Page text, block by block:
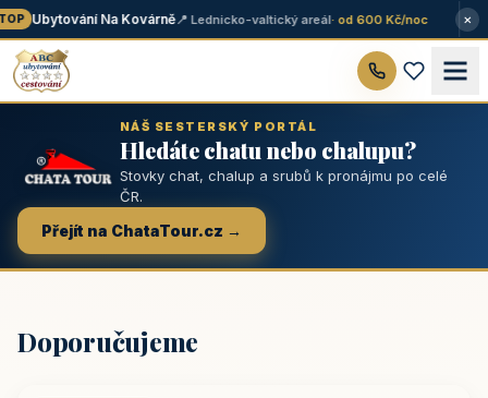
Ubytování Na Kovárně📍 Lednicko-valtický areál· od 600 Kč/noc ×
NÁŠ SESTERSKÝ PORTÁL
Hledáte chatu nebo chalupu?
Stovky chat, chalup a srubů k pronájmu po celé
ČR.
Přejít na ChataTour.cz →
Doporučujeme